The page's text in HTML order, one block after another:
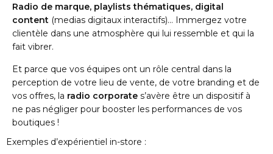
Radio de marque, playlists thématiques, digital
content (medias digitaux interactifs)… Immergez votre
clientèle dans une atmosphère qui lui ressemble et qui la
fait vibrer.
Et parce que vos équipes ont un rôle central dans la
perception de votre lieu de vente, de votre branding et de
vos offres, la radio corporate s’avère être un dispositif à
ne pas négliger pour booster les performances de vos
boutiques !
Exemples d’expérientiel in-store :